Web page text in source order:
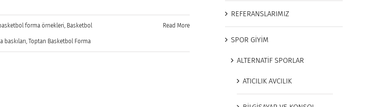
forma örnekleri, Basketbol
baskıları, Toptan Basketbol Forma
Read More
REFERANSLARIMIZ
SPOR GİYİM
ALTERNATİF SPORLAR
ATICILIK AVCILIK